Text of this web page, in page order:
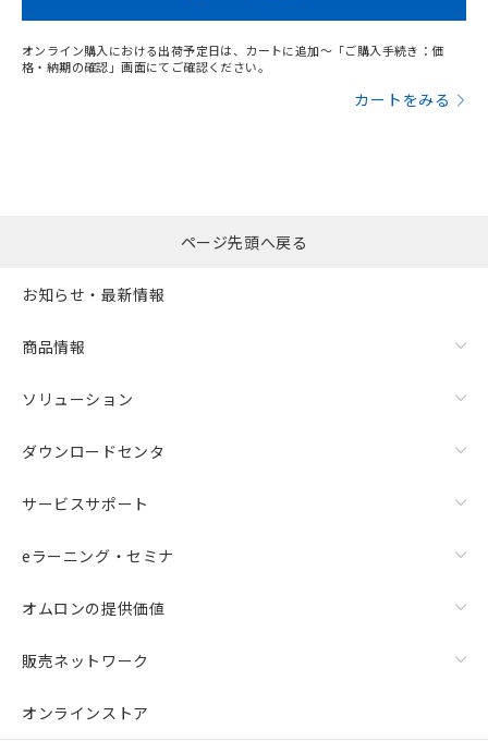
オンライン購入における出荷予定日は、カートに追加～「ご購入手続き：価
格・納期の確認」画面にてご確認ください。
カートをみる
ページ先頭へ戻る
お知らせ・最新情報
商品情報
ソリューション
ダウンロードセンタ
サービスサポート
eラーニング・セミナ
オムロンの提供価値
販売ネットワーク
オンラインストア